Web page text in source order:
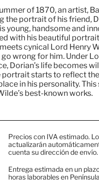
of 1870, an artist,
the portrait of his friend,
young, handsome and
with his beautiful
cynical Lord Henry
wrong for him. Under
Dorian’s life becomes
portrait starts to reflect
in his personality.
best-known works.
Precios con IVA estimado.
actualizarán
cuenta su dirección de envío.
Entrega estimada en un
horas laborables en